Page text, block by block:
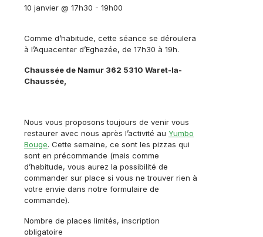
10 janvier @ 17h30 - 19h00
Comme d’habitude, cette séance se déroulera
à l’Aquacenter d’Eghezée, de 17h30 à 19h.
Chaussée de Namur 362 5310 Waret-la-
Chaussée,
Nous vous proposons toujours de venir vous
restaurer avec nous après l’activité au Yumbo
Bouge. Cette semaine, ce sont les pizzas qui
sont en précommande (mais comme
d’habitude, vous aurez la possibilité de
commander sur place si vous ne trouver rien à
votre envie dans notre formulaire de
commande).
Nombre de places limités, inscription
obligatoire